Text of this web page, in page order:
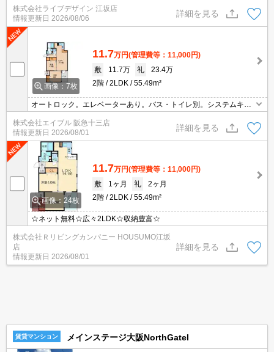
株式会社ライブデザイン 江坂店
情報更新日 2026/08/06
詳細を見る
画像：7枚
11.7万円(管理費等：11,000円)
敷
11.7万 礼
23.4万
2階
2LDK 55.49m²
オートロック。エレベーターあり。バス・トイレ別。システムキッ
株式会社エイブル 阪急十三店
情報更新日 2026/08/01
詳細を見る
画像：24枚
11.7万円(管理費等：11,000円)
敷
1ヶ月 礼
2ヶ月
2階
2LDK 55.49m²
☆ネット無料☆広々2LDK☆収納豊富☆
株式会社Ｒリビングカンパニー HOUSUMO江坂
店
情報更新日 2026/08/01
詳細を見る
賃貸マンション メインステージ大阪NorthGateI